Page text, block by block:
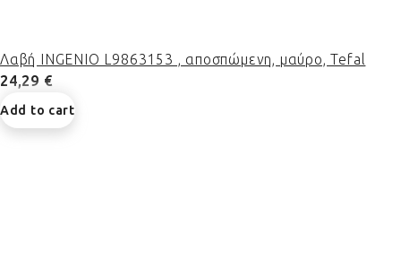
Λαβή INGENIO L9863153 , αποσπώμενη, μαύρο, Tefal
24,29 €
Add to cart